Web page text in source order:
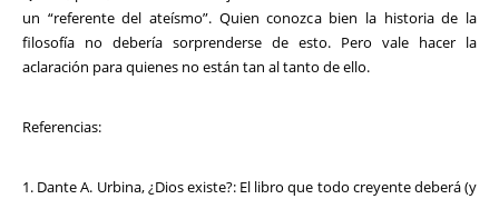
un “referente del ateísmo”. Quien conozca bien la historia de la
filosofía no debería sorprenderse de esto. Pero vale hacer la
aclaración para quienes no están tan al tanto de ello.
Referencias:
1. Dante A. Urbina, ¿Dios existe?: El libro que todo creyente deberá (y